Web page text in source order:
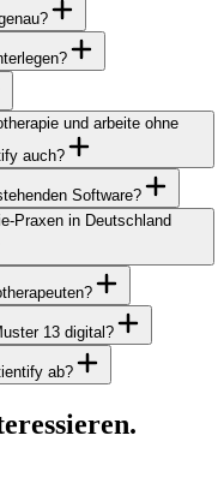
und arbeite ohne
auch?
Software?
Praxen in Deutschland
13 digital?
ab?